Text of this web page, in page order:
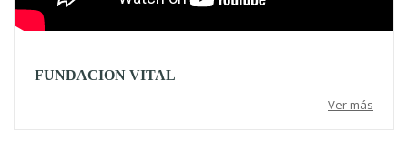
FUNDACION VITAL
Ver más